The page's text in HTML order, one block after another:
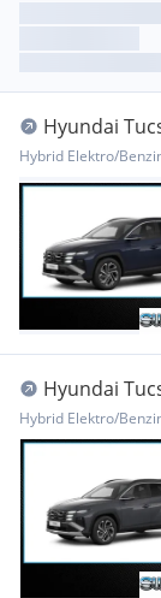
Hyundai
Hybrid Elektro/
Hyundai
Hybrid Elektro/